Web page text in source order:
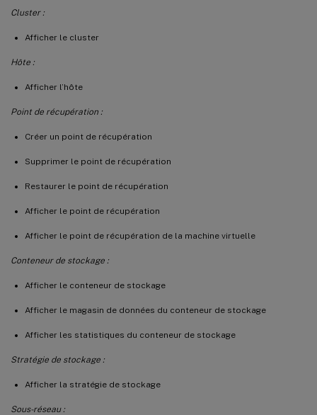
Cluster :
Afficher le cluster
Hôte :
Afficher l’hôte
Point de récupération :
Créer un point de récupération
Supprimer le point de récupération
Restaurer le point de récupération
Afficher le point de récupération
Afficher le point de récupération de la machine virtuelle
Conteneur de stockage :
Afficher le conteneur de stockage
Afficher le magasin de données du conteneur de stockage
Afficher les statistiques du conteneur de stockage
Stratégie de stockage :
Afficher la stratégie de stockage
Sous-réseau :